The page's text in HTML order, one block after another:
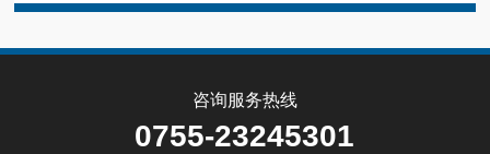
咨询服务热线
0755-23245301